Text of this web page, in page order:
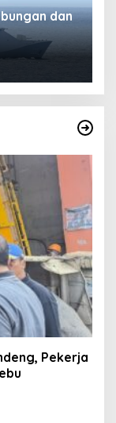
dan
Pekerja